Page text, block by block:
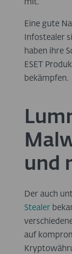
mit.
Eine gute
Infostealer
haben ihre
ESET
bekämpfen.
und
Der auch
Stealer
auf